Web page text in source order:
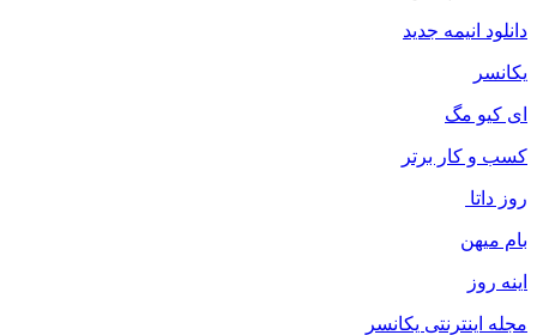
دانلود انیمه جدید
یکانسر
ای کیو مگ
کسب و کار برتر
روز داتا
بام میهن
اینه روز
مجله اینترنتی یکانسر